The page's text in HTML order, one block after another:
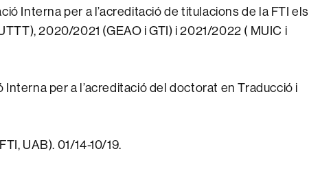
Interna per a l’acreditació de titulacions de la FTI els
2020/2021 (GEAO i GTI) i 2021/2022 ( MUIC i
Interna per a l’acreditació del doctorat en Traducció i
UAB). 01/14-10/19.